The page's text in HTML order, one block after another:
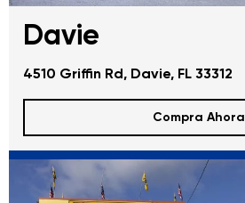
Davie
4510 Griffin Rd, Davie, FL 33312
Compra Ahora